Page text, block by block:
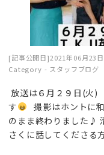
[記事公開日]2021年06月23日
Category - スタッフブログ
放送は６月２９日(火)
す
撮影はホントに
のまま終わりました♪
さくに話してくださる